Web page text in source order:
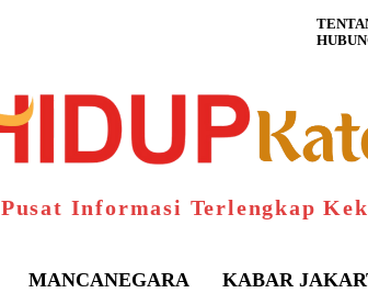
Pusat Informasi Terlengkap
MANCANEGARA KABAR